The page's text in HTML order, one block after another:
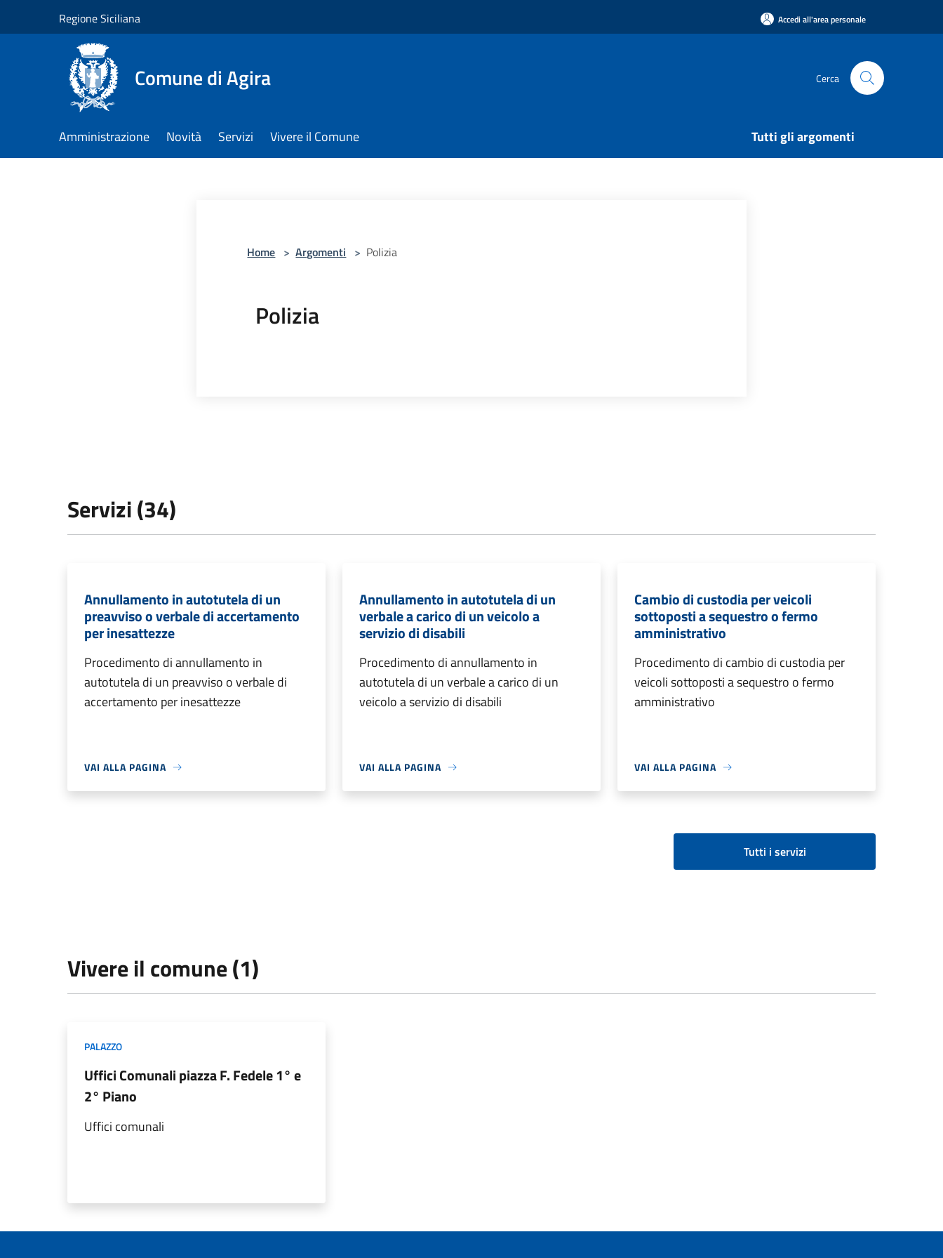
Regione Siciliana Accedi all'area personale
Comune di Agira Cerca
Amministrazione Novità Servizi Vivere il Comune Tutti gli argomenti
Home > Argomenti > Polizia
Polizia
Servizi (34)
Annullamento in autotutela di un
preavviso o verbale di accertamento
per inesattezze
Procedimento di annullamento in
autotutela di un preavviso o verbale di
accertamento per inesattezze
VAI ALLA PAGINA
Annullamento in autotutela di un
verbale a carico di un veicolo a
servizio di disabili
Procedimento di annullamento in
autotutela di un verbale a carico di un
veicolo a servizio di disabili
VAI ALLA PAGINA
Cambio di custodia per veicoli
sottoposti a sequestro o fermo
amministrativo
Procedimento di cambio di custodia per
veicoli sottoposti a sequestro o fermo
amministrativo
VAI ALLA PAGINA
Tutti i servizi
Vivere il comune (1)
PALAZZO
Uffici Comunali piazza F. Fedele 1° e
2° Piano
Uffici comunali